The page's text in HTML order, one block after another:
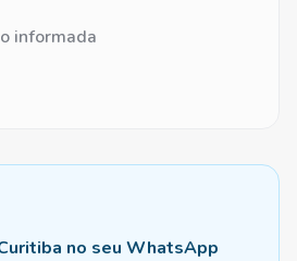
informada
no seu WhatsApp